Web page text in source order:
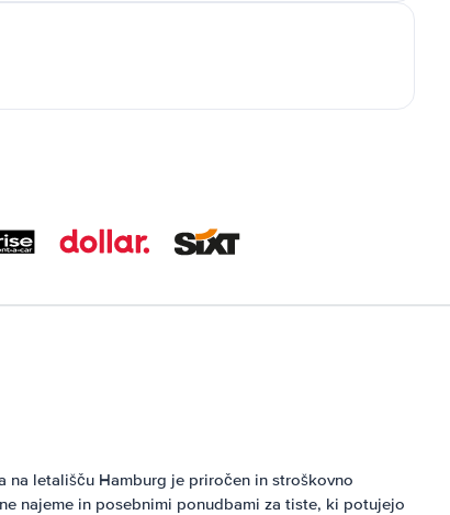
letališču Hamburg je priročen in stroškovno
najeme in posebnimi ponudbami za tiste, ki potujejo